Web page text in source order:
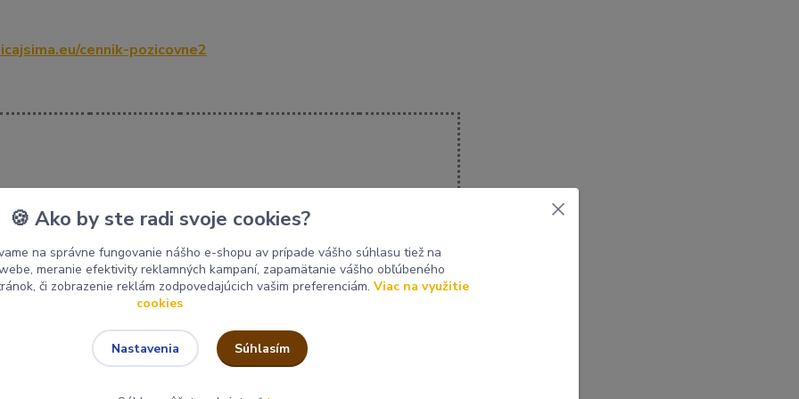
cennik-pozicovne2
Cena za
Cena za
od večera do
rána
17:00 - 8:00
Cena za
cena za víkend
max.
piatok 17:00
pondelok 8:00
Vratná záloha
🍪 Ako by ste radi svoje cookies?
na správne fungovanie nášho e-shopu av prípade vášho súhlasu tiež na
meranie efektivity reklamných kampaní, zapamätanie vášho obľúbeného
či zobrazenie reklám zodpovedajúcich vašim preferenciám. Viac na využitie
cookies
Nastavenia Súhlasím